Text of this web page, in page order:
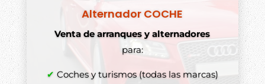
Alternador COCHE
Venta de arranques y alternadores
para:
✔ Coches y turismos (todas las marcas)
Comprar alternadores y arranques
✔